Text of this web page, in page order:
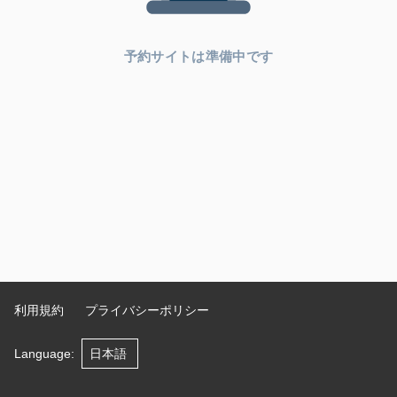
予約サイトは準備中です
利用規約 プライバシーポリシー
Language: